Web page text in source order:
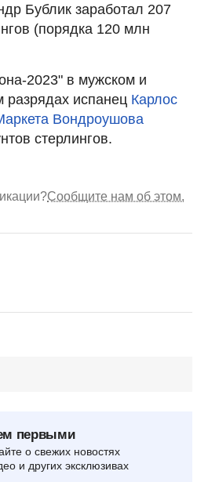
Бублик заработал 207
(порядка 120 млн
2023" в мужском и
разрядах испанец Карлос
Вондроушова
стерлингов.
Сообщите нам об этом.
первыми
о свежих новостях
и других эксклюзивах